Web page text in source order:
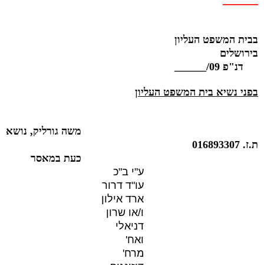
בבית המשפט העליון
בירושלים
דנ"פ 09/______
בפני נשיא בית המשפט העליון
משה גורליק, נושא
ת.ז. 016893307
כעת במאסר
ע"י ב"כ
עו"ד דרור
ארד אילון
ו/או שרון
דניאלי
ואח'
מרח'